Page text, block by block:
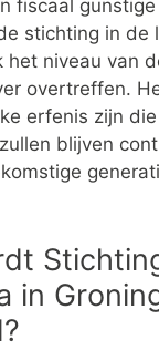
fiscaal
stichting in de
het niveau van
overtreffen.
erfenis zijn
blijven
in